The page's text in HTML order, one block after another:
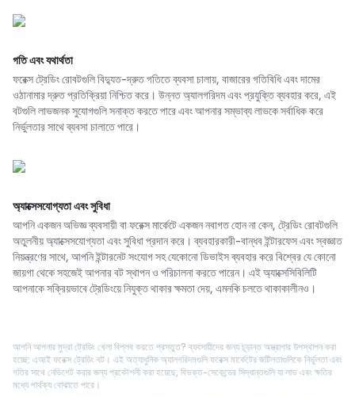
গতি এবং যথার্থতা
ফরেক্স ট্রেডিং রোবটগুলি বিদ্যুত-দ্রুত গতিতে ব্যবসা চালায়, বাজারের গতিবিধি এবং দামের
ওঠানামার দ্রুত প্রতিক্রিয়া নিশ্চিত করে। উন্নত অ্যালগরিদম এবং প্রযুক্তি ব্যবহার করে, এই
বটগুলি লাভজনক সুযোগগুলি সনাক্ত করতে পারে এবং আপনার সম্ভাব্য লাভকে সর্বাধিক করে
নির্ভুলতার সাথে ব্যবসা চালাতে পারে।
অ্যাক্সেসযোগ্যতা এবং সুবিধা
আপনি একজন অভিজ্ঞ ব্যবসায়ী বা ফরেক্স মার্কেটে একজন নবাগত হোন না কেন, ট্রেডিং রোবটগুলি
অতুলনীয় অ্যাক্সেসযোগ্যতা এবং সুবিধা প্রদান করে। ব্যবহারকারী-বান্ধব ইন্টারফেস এবং স্বজ্ঞাত
নিয়ন্ত্রণের সাথে, আপনি ইন্টারনেট সংযোগ সহ যেকোনো ডিভাইস ব্যবহার করে বিশ্বের যে কোনো
জায়গা থেকে সহজেই আপনার বট স্থাপন ও পরিচালনা করতে পারেন। এই অ্যাক্সেসিবিলিটি
আপনাকে সক্রিয়ভাবে ট্রেডিংয়ে নিযুক্ত থাকার ক্ষমতা দেয়, এমনকি চলতে থাকাকালীনও।
আপনি আপনার মুদ্রা ট্রেডিং খেলা বিপ্লব করতে প্রস্তুত? ব্যবসায়ীদের জন্য চূড়ান্ত অস্ত্রাগার উপস্থাপন করা
হচ্ছে: এআই ফরেক্স ট্রেডিং বট। এই অত্যাধুনিক অ্যালগরিদমগুলি ফরেক্স মার্কেটের জটিলতাগুলিকে নির্ভুলতা এবং
গতির সাথে নেভিগেট করার জন্য প্রকৌশলী করা হয়েছে, বিভক্ত-সেকেন্ডের সিদ্ধান্তগুলি যা লাভ এবং ক্ষতির
মধ্যে পার্থক্য বোঝাতে পারে।